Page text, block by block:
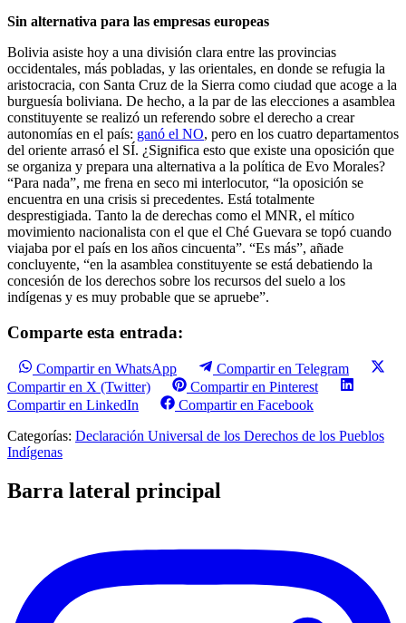
Sin alternativa para las empresas europeas
Bolivia asiste hoy a una división clara entre las provincias
occidentales, más pobladas, y las orientales, en donde se refugia la
aristocracia, con Santa Cruz de la Sierra como ciudad que acoge a la
burguesía boliviana. De hecho, a la par de las elecciones a asamblea
constituyente se realizó un referendo sobre el derecho a crear
autonomías en el país: ganó el NO, pero en los cuatro departamentos
del oriente arrasó el SÍ. ¿Significa esto que existe una oposición que
se organiza y prepara una alternativa a la política de Evo Morales?
“Para nada”, me frena en seco mi interlocutor, “la oposición se
encuentra en una crisis si precedentes. Está totalmente
desprestigiada. Tanto la de derechas como el MNR, el mítico
movimiento nacionalista con el que el Ché Guevara se topó cuando
viajaba por el país en los años cincuenta”. “Es más”, añade
concluyente, “en la asamblea constituyente se está debatiendo la
concesión de los derechos sobre los recursos del suelo a los
indígenas y es muy probable que se apruebe”.
Comparte esta entrada:
Compartir en WhatsApp
Compartir en Telegram
Compartir en X (Twitter)
Compartir en Pinterest
Compartir en LinkedIn
Compartir en Facebook
Categorías: Declaración Universal de los Derechos de los Pueblos
Indígenas
Barra lateral principal